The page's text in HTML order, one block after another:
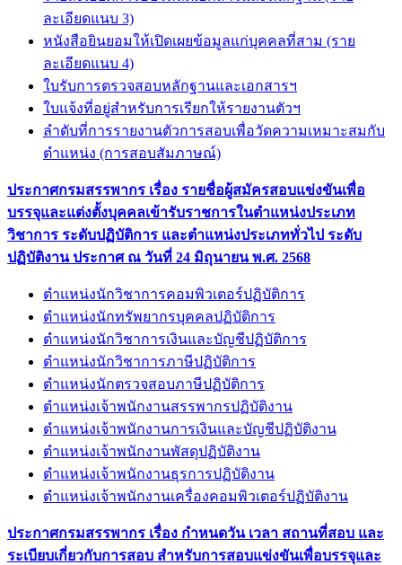
ละเอียดแนบ 3)
หนังสือยินยอมให้เปิดเผยข้อมูลแก่บุคคลที่สาม (ราย
ละเอียดแนบ 4)
ใบรับการตรวจสอบหลักฐานและเอกสารฯ
ใบแจ้งที่อยู่สำหรับการเรียกให้รายงานตัวฯ
ลำดับที่การรายงานตัวการสอบเพื่อวัดความเหมาะสมกับ
ตำแหน่ง (การสอบสัมภาษณ์)
ประกาศกรมสรรพากร เรื่อง รายชื่อผู้สมัครสอบแข่งขันเพื่อ
บรรจุและแต่งตั้งบุคคลเข้ารับราชการในตำแหน่งประเภท
วิชาการ ระดับปฏิบัติการ และตำแหน่งประเภททั่วไป ระดับ
ปฏิบัติงาน ประกาศ ณ วันที่ 24 มิถุนายน พ.ศ. 2568
ตำแหน่งนักวิชาการคอมพิวเตอร์ปฏิบัติการ
ตำแหน่งนักทรัพยากรบุคคลปฏิบัติการ
ตำแหน่งนักวิชาการเงินและบัญชีปฏิบัติการ
ตำแหน่งนักวิชาการภาษีปฏิบัติการ
ตำแหน่งนักตรวจสอบภาษีปฏิบัติการ
ตำแหน่งเจ้าพนักงานสรรพากรปฏิบัติงาน
ตำแหน่งเจ้าพนักงานการเงินและบัญชีปฏิบัติงาน
ตำแหน่งเจ้าพนักงานพัสดุปฏิบัติงาน
ตำแหน่งเจ้าพนักงานธุรการปฏิบัติงาน
ตำแหน่งเจ้าพนักงานเครื่องคอมพิวเตอร์ปฏิบัติงาน
ประกาศกรมสรรพากร เรื่อง กำหนดวัน เวลา สถานที่สอบ และ
ระเบียบเกี่ยวกับการสอบ สำหรับการสอบแข่งขันเพื่อบรรจุและ